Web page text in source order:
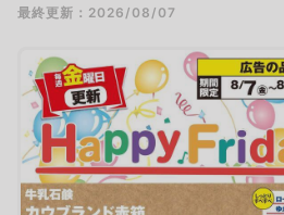
最終更新：2026/08/07